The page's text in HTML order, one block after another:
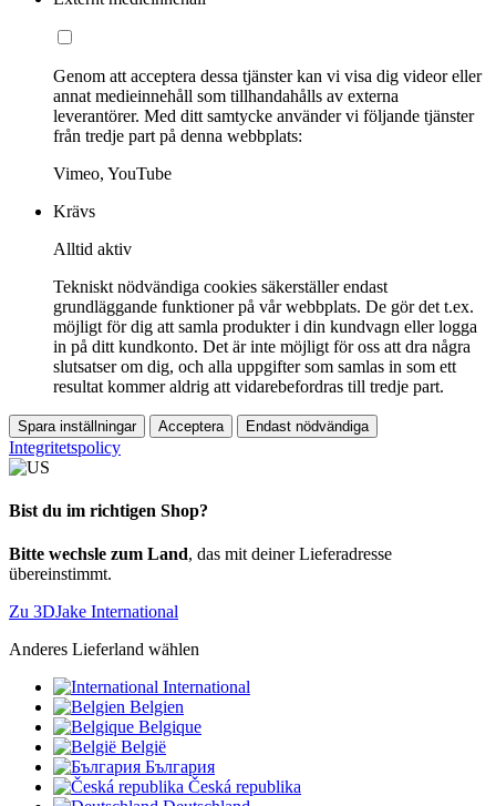
Genom att acceptera dessa tjänster kan vi visa dig videor eller
annat medieinnehåll som tillhandahålls av externa
leverantörer. Med ditt samtycke använder vi följande tjänster
från tredje part på denna webbplats:
Vimeo, YouTube
Krävs
Alltid aktiv
Tekniskt nödvändiga cookies säkerställer endast
grundläggande funktioner på vår webbplats. De gör det t.ex.
möjligt för dig att samla produkter i din kundvagn eller logga
in på ditt kundkonto. Det är inte möjligt för oss att dra några
slutsatser om dig, och alla uppgifter som samlas in som ett
resultat kommer aldrig att vidarebefordras till tredje part.
Spara inställningar Acceptera Endast nödvändiga
Integritetspolicy
Bist du im richtigen Shop?
Bitte wechsle zum Land, das mit deiner Lieferadresse
übereinstimmt.
Zu 3DJake International
Anderes Lieferland wählen
International
Belgien
Belgique
België
България
Česká republika